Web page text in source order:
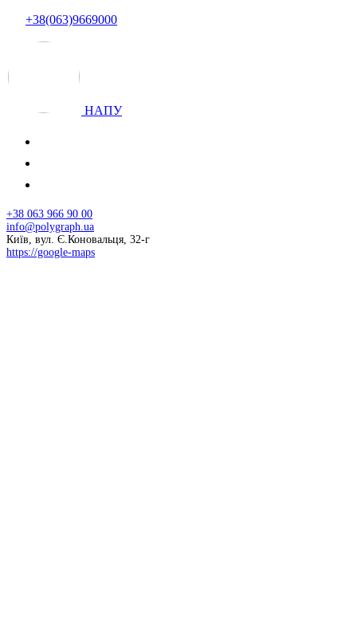
+38(063)9669000
НАПУ
+38 063 966 90 00
info@polygraph.ua
Київ, вул. Є.Коновальця, 32-г
https://google-maps